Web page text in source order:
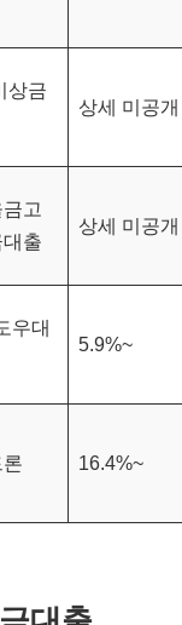
상금
상세 미공개
고
출
상세 미공개
우대
5.9%~
16.4%~